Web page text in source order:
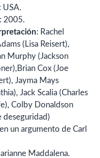
: USA.
: 2005.
: Rachel
(Lisa Reisert),
Murphy (Jackson
Cox (Joe
Jayma Mays
Jack Scalia (Charles
Colby Donaldson
deseguridad)
un argumento de Carl
Maddalena.